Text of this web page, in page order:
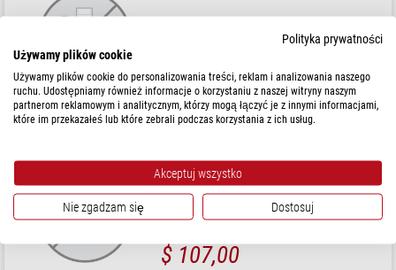
$ 58,00
gotowe do wysyłki w24 godziny
Uchwyt do elementów metalurgicznych M-793.5
$ 107,00
Polityka prywatności
Używamy plików cookie
Używamy plików cookie do personalizowania treści, reklam i analizowania naszego
ruchu. Udostępniamy również informacje o korzystaniu z naszej witryny naszym
partnerom reklamowym i analitycznym, którzy mogą łączyć je z innymi informacjami,
które im przekazałeś lub które zebrali podczas korzystania z ich usług.
Akceptuj wszystko
Nie zgadzam się Dostosuj